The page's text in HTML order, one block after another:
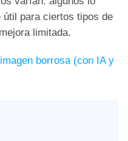
útil para ciertos tipos de
limitada.
borrosa (con IA y